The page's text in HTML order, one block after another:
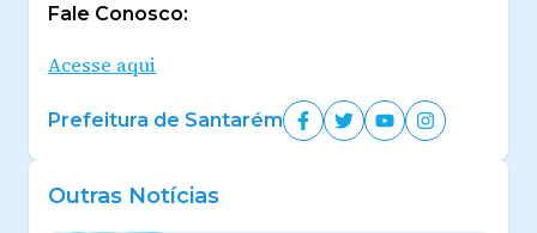
Fale Conosco:
Acesse aqui
Prefeitura de Santarém
Outras Notícias